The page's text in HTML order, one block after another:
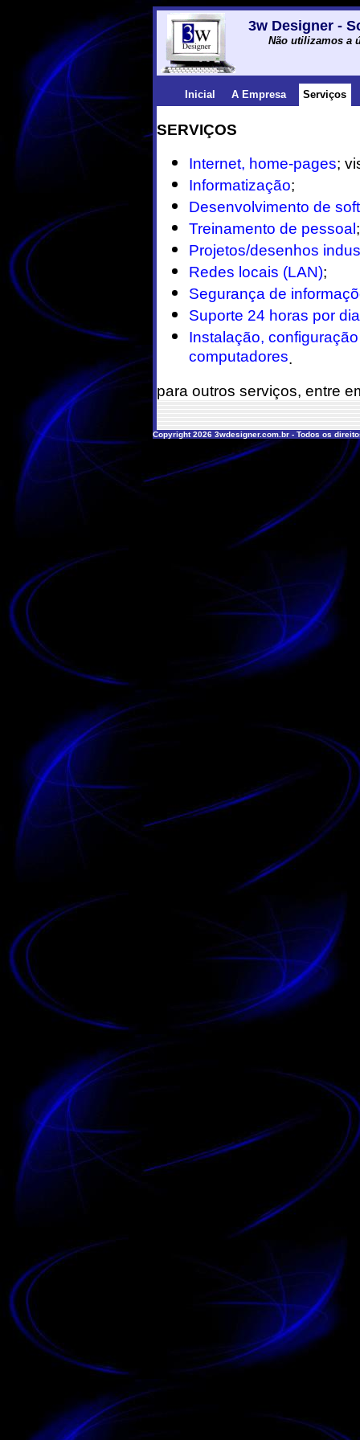
3w Designer -
Não utilizamos a
Inicial A Empresa Serviços
SERVIÇOS
Internet, home-pages;
Informatização;
Desenvolvimento de
Treinamento de pessoal;
Projetos/desenhos
Redes locais (LAN);
Segurança de
Suporte 24 horas por
Instalação,
computadores.
para outros serviços, entre
Copyright 2026 3wdesigner.com.br - Todos os